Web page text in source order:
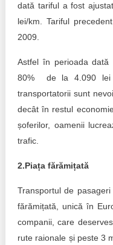
dată tariful a fost
lei/km. Tariful
2009.
Astfel în perioada
80% de la 4.090 lei
transportatorii sunt
decât în restul
șoferilor, oamenii
trafic.
2.Piața fărămițată
Transportul de
fărămițată, unică în
companii, care
rute raionale și peste 3